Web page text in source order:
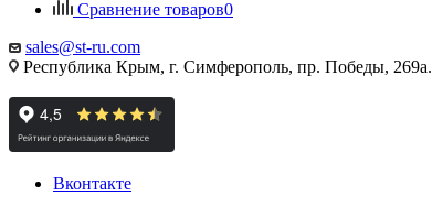
Сравнение товаров0
sales@st-ru.com
Республика Крым, г. Симферополь, пр. Победы, 269а.
Вконтакте